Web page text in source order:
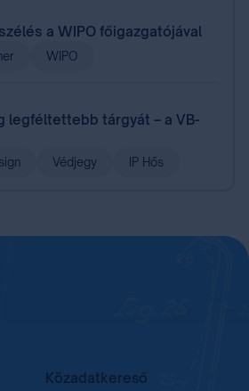
a WIPO főigazgatójával
WIPO
legféltettebb tárgyát – a VB-
Védjegy IP Hős
Közadatkereső